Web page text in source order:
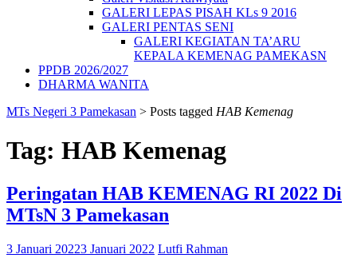
GALERI LEPAS PISAH KLs 9 2016
GALERI PENTAS SENI
GALERI KEGIATAN TA’ARU
KEPALA KEMENAG PAMEKASN
PPDB 2026/2027
DHARMA WANITA
MTs Negeri 3 Pamekasan > Posts tagged HAB Kemenag
Tag: HAB Kemenag
Peringatan HAB KEMENAG RI 2022 Di
MTsN 3 Pamekasan
3 Januari 20223 Januari 2022 Lutfi Rahman